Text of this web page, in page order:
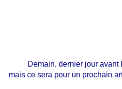
Demain, dernier jour avant
mais ce sera pour un prochain